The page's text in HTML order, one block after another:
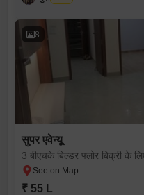
8
सुपर एवेन्यू
3 बीएचके बिल्डर फ्लोर बिक्री के
₹ 55 L